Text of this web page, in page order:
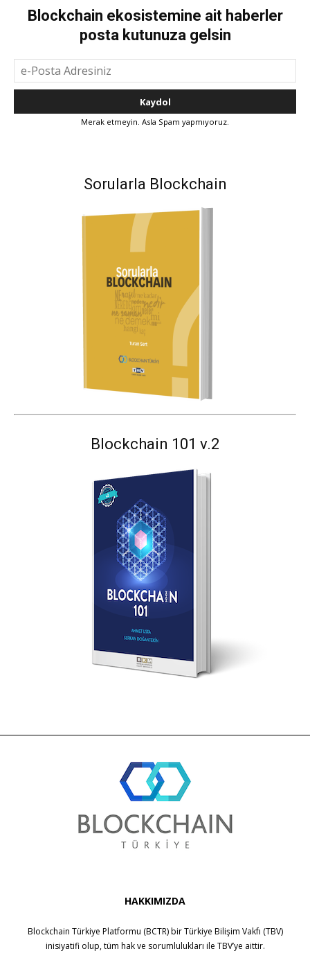
Blockchain ekosistemine ait haberler
posta kutunuza gelsin
Merak etmeyin. Asla Spam yapmıyoruz.
Sorularla Blockchain
Blockchain 101 v.2
HAKKIMIZDA
Blockchain Türkiye Platformu (BCTR) birTürkiye Bilişim Vakfı (TBV)
inisiyatifi olup, tüm hak ve sorumlulukları ile TBV’ye aittir.